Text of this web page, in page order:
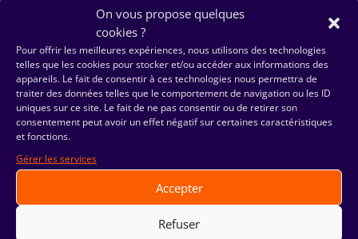
On vous propose quelques
cookies ?
Pour offrir les meilleures expériences, nous utilisons des technologies
telles que les cookies pour stocker et/ou accéder aux informations des
appareils. Le fait de consentir à ces technologies nous permettra de
traiter des données telles que le comportement de navigation ou les ID
uniques sur ce site. Le fait de ne pas consentir ou de retirer son
consentement peut avoir un effet négatif sur certaines caractéristiques
et fonctions.
Gérer les services
Accepter
Refuser